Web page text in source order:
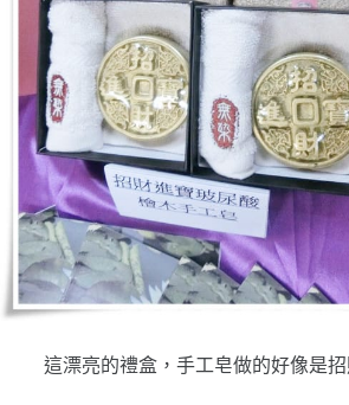
這漂亮的禮盒，手工皂做的好像是招